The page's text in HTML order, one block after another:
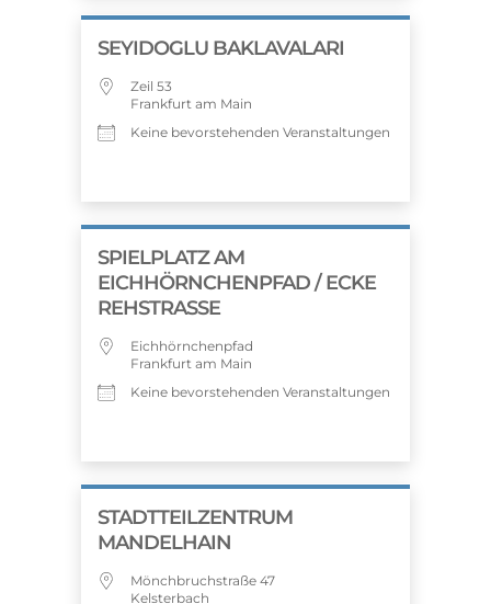
SEYIDOGLU BAKLAVALARI
Zeil 53
Frankfurt am Main
Keine bevorstehenden Veranstaltungen
SPIELPLATZ AM
EICHHÖRNCHENPFAD / ECKE
REHSTRASSE
Eichhörnchenpfad
Frankfurt am Main
Keine bevorstehenden Veranstaltungen
STADTTEILZENTRUM
MANDELHAIN
Mönchbruchstraße 47
Kelsterbach